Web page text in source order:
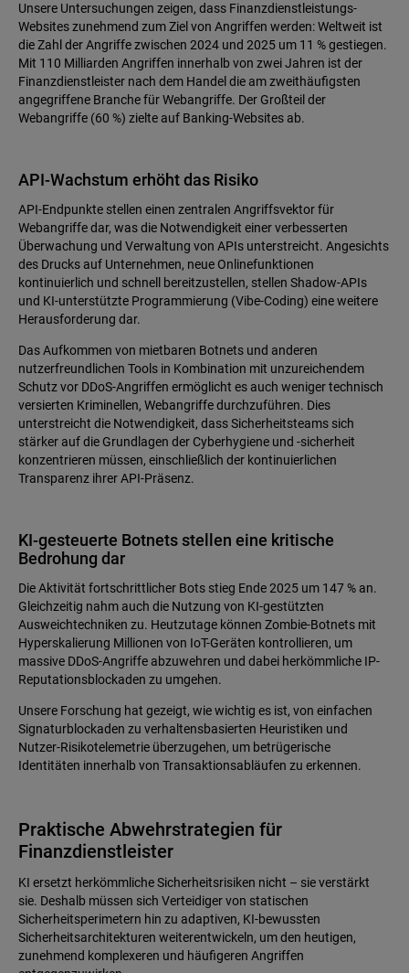
Unsere Untersuchungen zeigen, dass Finanzdienstleistungs-
Websites zunehmend zum Ziel von Angriffen werden: Weltweit ist
die Zahl der Angriffe zwischen 2024 und 2025 um 11 % gestiegen.
Mit 110 Milliarden Angriffen innerhalb von zwei Jahren ist der
Finanzdienstleister nach dem Handel die am zweithäufigsten
angegriffene Branche für Webangriffe. Der Großteil der
Webangriffe (60 %) zielte auf Banking-Websites ab.
API-Wachstum erhöht das Risiko
API-Endpunkte stellen einen zentralen Angriffsvektor für
Webangriffe dar, was die Notwendigkeit einer verbesserten
Überwachung und Verwaltung von APIs unterstreicht. Angesichts
des Drucks auf Unternehmen, neue Onlinefunktionen
kontinuierlich und schnell bereitzustellen, stellen Shadow-APIs
und KI-unterstützte Programmierung (Vibe-Coding) eine weitere
Herausforderung dar.
Das Aufkommen von mietbaren Botnets und anderen
nutzerfreundlichen Tools in Kombination mit unzureichendem
Schutz vor DDoS-Angriffen ermöglicht es auch weniger technisch
versierten Kriminellen, Webangriffe durchzuführen. Dies
unterstreicht die Notwendigkeit, dass Sicherheitsteams sich
stärker auf die Grundlagen der Cyberhygiene und -sicherheit
konzentrieren müssen, einschließlich der kontinuierlichen
Transparenz ihrer API-Präsenz.
KI-gesteuerte Botnets stellen eine kritische
Bedrohung dar
Die Aktivität fortschrittlicher Bots stieg Ende 2025 um 147 % an.
Gleichzeitig nahm auch die Nutzung von KI-gestützten
Ausweichtechniken zu. Heutzutage können Zombie-Botnets mit
Hyperskalierung Millionen von IoT-Geräten kontrollieren, um
massive DDoS-Angriffe abzuwehren und dabei herkömmliche IP-
Reputationsblockaden zu umgehen.
Unsere Forschung hat gezeigt, wie wichtig es ist, von einfachen
Signaturblockaden zu verhaltensbasierten Heuristiken und
Nutzer-Risikotelemetrie überzugehen, um betrügerische
Identitäten innerhalb von Transaktionsabläufen zu erkennen.
Praktische Abwehrstrategien für
Finanzdienstleister
KI ersetzt herkömmliche Sicherheitsrisiken nicht – sie verstärkt
sie. Deshalb müssen sich Verteidiger von statischen
Sicherheitsperimetern hin zu adaptiven, KI-bewussten
Sicherheitsarchitekturen weiterentwickeln, um den heutigen,
zunehmend komplexeren und häufigeren Angriffen